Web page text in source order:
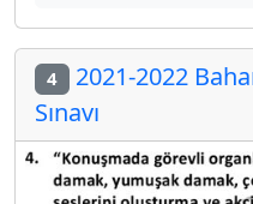
4 2021-2022
Sınavı